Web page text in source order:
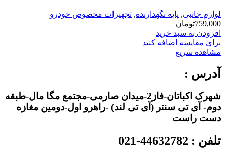
لوازم جانبی, پایه نگهدارنده, تجهیزات مخصوص خودرو
759,000تومان
افزودن به سبد خرید
برای مقایسه اضافه کنید
مشاهده سریع
آدرس :
شهرک اکباتان-فاز2-میدان صارمی-مجتمع مگا مال-طبقه
دوم- آی تی سنتر (آی تی لند) -راهرو اول-دومین مغازه
دست راست
تلفن : 44632782-021